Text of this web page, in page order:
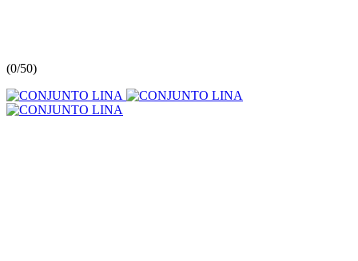
(0/50)